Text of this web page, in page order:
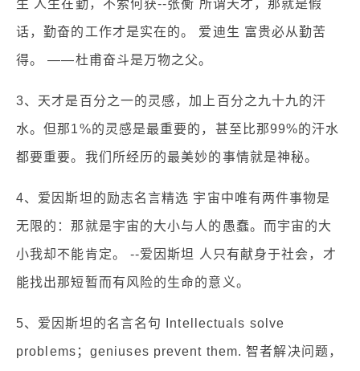
生 人生在勤，不索何获--张衡 所谓天才，那就是假
话，勤奋的工作才是实在的。 爱迪生 富贵必从勤苦
得。 ——杜甫奋斗是万物之父。
3、天才是百分之一的灵感，加上百分之九十九的汗
水。但那1%的灵感是最重要的，甚至比那99%的汗水
都要重要。我们所经历的最美妙的事情就是神秘。
4、爱因斯坦的励志名言精选 宇宙中唯有两件事物是
无限的：那就是宇宙的大小与人的愚蠢。而宇宙的大
小我却不能肯定。 --爱因斯坦 人只有献身于社会，才
能找出那短暂而有风险的生命的意义。
5、爱因斯坦的名言名句 Intellectuals solve
problems；geniuses prevent them. 智者解决问题，